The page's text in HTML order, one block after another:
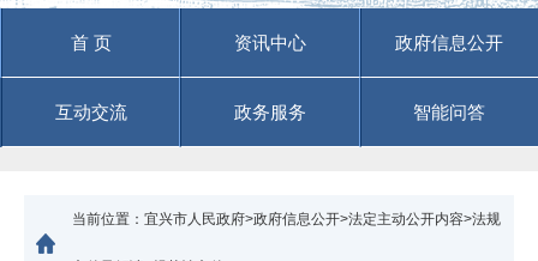
首 页 资讯中心 政府信息公开
互动交流 政务服务 智能问答
当前位置： 宜兴市人民政府>政府信息公开>法定主动公开内容>法规